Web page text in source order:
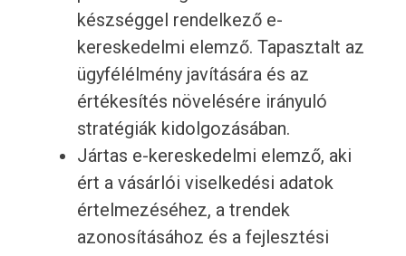
készséggel rendelkező e-
kereskedelmi elemző. Tapasztalt az
ügyfélélmény javítására és az
értékesítés növelésére irányuló
stratégiák kidolgozásában.
Jártas e-kereskedelmi elemző, aki
ért a vásárlói viselkedési adatok
értelmezéséhez, a trendek
azonosításához és a fejlesztési